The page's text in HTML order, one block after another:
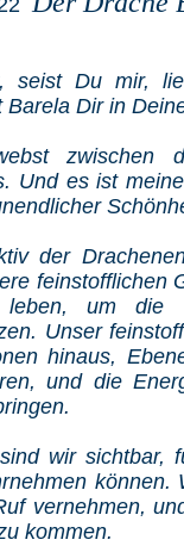
seist Du mir,
Barela Dir in
zwischen
Und es ist
der
feinstofflichen
um die
Unser
hinaus,
und die
wir sichtbar,
können.
vernehmen,
kommen.